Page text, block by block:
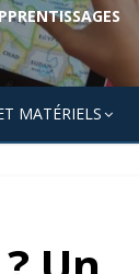
MATÉRIELS